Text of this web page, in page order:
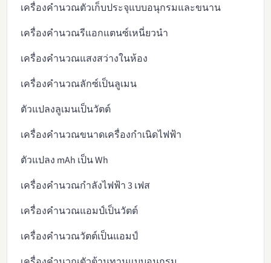
เครื่องคำนวณตัวเก็บประจุแบบอนุกรมและขนาน
เครื่องคำนวณรีแอกแตนซ์เหนี่ยวนำ
เครื่องคำนวณแสงสว่างในห้อง
เครื่องคำนวณลักซ์เป็นลูเมน
ตัวแปลงลูเมนเป็นวัตต์
เครื่องคำนวณขนาดเครื่องกำเนิดไฟฟ้า
ตัวแปลง mAh เป็น Wh
เครื่องคำนวณกำลังไฟฟ้า 3 เฟส
เครื่องคำนวณแอมป์เป็นวัตต์
เครื่องคำนวณวัตต์เป็นแอมป์